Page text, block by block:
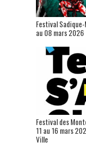
Festival
au 08 mars 2026
Festival des
11 au 16 mars
Ville